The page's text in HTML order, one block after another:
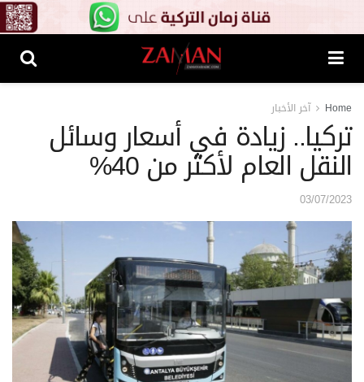
Home آخر الأخبار
تركيا.. زيادة في أسعار وسائل
النقل العام لأكثر من 40%
03/07/2023